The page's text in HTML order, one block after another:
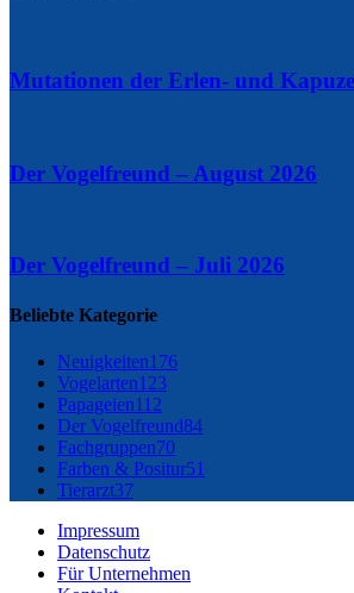
Mutationen der Erlen- und
Der Vogelfreund – August 2026
Der Vogelfreund – Juli 2026
Beliebte Kategorie
Neuigkeiten176
Vogelarten123
Papageien112
Der Vogelfreund84
Fachgruppen70
Farben & Positur51
Tierarzt37
Impressum
Datenschutz
Für Unternehmen